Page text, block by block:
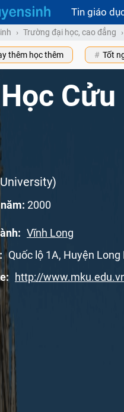
Tin giáo
Trường đại học, cao đẳng
thêm học thêm Tốt
Cửu
2000
Vĩnh Long
Quốc lộ 1A, Huyện
http://